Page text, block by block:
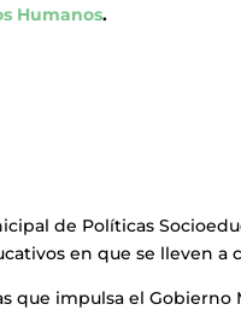
Humanos.
de Políticas
en que se lleven a
que impulsa el